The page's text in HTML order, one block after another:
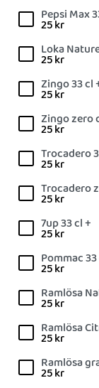
Pepsi Max
25kr
Loka
25kr
Zingo 33 cl
25kr
Zingo zero
25kr
Trocadero
25kr
Trocadero
25kr
7up 33 cl +
25kr
Pommac
25kr
Ramlösa
25kr
Ramlösa
25kr
Ramlösa
25kr